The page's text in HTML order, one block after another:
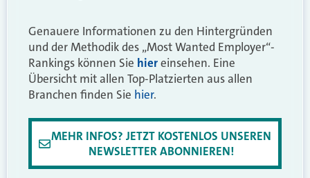
Genauere Informationen zu den Hintergründen
und der Methodik des „Most Wanted Employer“-
Rankings können Sie hiereinsehen. Eine
Übersicht mit allen Top-Platzierten aus allen
Branchen finden Sie hier.
MEHR INFOS? JETZT KOSTENLOS UNSEREN
NEWSLETTER ABONNIEREN!